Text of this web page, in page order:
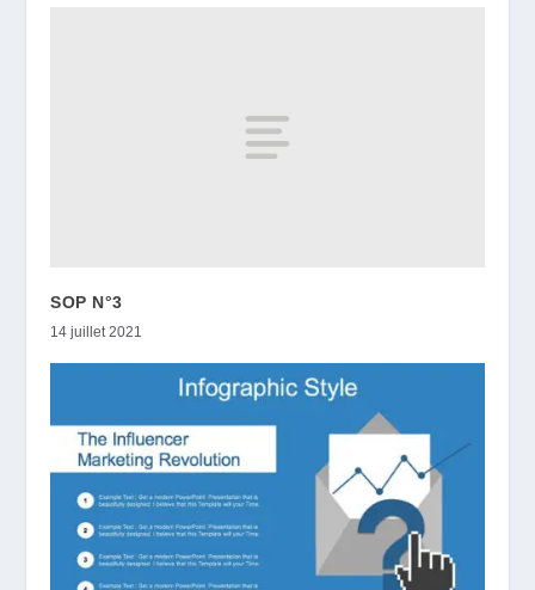
SOP N°3
14 juillet 2021